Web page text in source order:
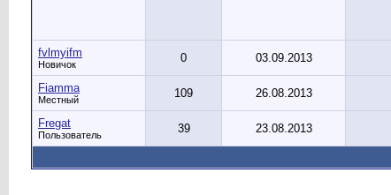
fvlmyifm
Новичок 0 03.09.2013
Fiamma
Местный 109 26.08.2013
Fregat
Пользователь 39 23.08.2013